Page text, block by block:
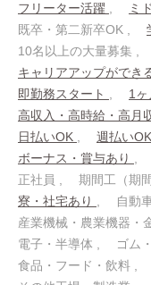
フリーター活躍
ミ
既卒・第二新卒OK
10名以上の大量募集
キャリアアップができ
即勤務スタート
1ヶ
高収入・高時給・高月
日払いOK
週払いOK
ボーナス・賞与あり
正社員
期間工（期
寮・社宅あり
自動
産業機械・農業機器・
電子・半導体
ゴム
食品・フード・飲料